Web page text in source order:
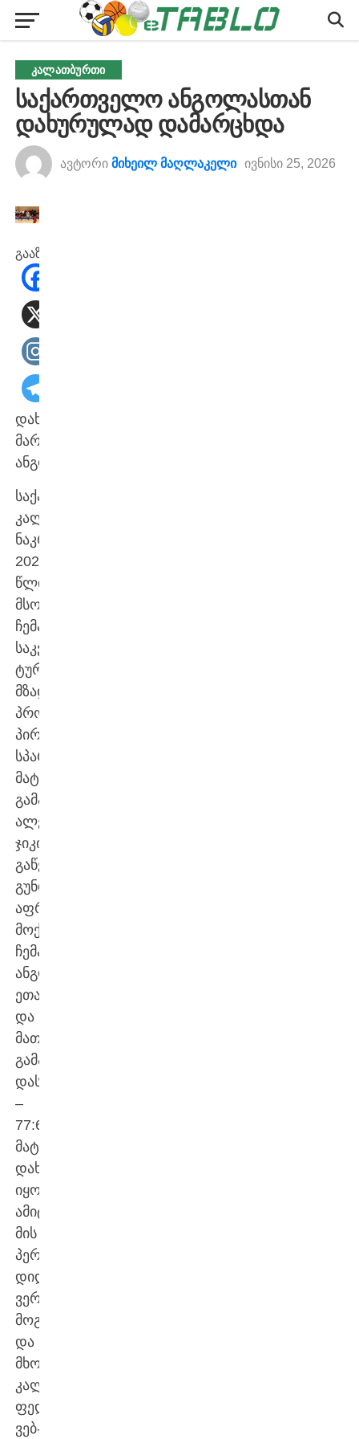
ᲙᲐᲚᲐᲗᲑᲣᲠᲗᲘ
საქართველო ანგოლასთან
დახურულად დამარცხდა
ავტორი მიხეილ მაღლაკელი ივნისი 25, 2026
გააზიარეთ
დახურული
მარცხი
ანგოლასთან
საქართველოს
კალათბურთელთა
ნაკრებმა
2027
წლის
მსოფლიო
ჩემპიონატის
საკვალიფიკაციო
ტურნირისთვის
მზადების
პროცესში
პირველი
სპარინგ-
მატჩი
გამართა.
ალეკსანდრ
ჯიკიჩის
გაწვრთნილი
გუნდ
აფრიკის
მოქმედ
ჩემპიონ
ანგოლას
ეთამაშა
და
მათივე
გამარჯვებით
დასრულდა
–
77:62.
მატჩი
დახურული
იყო,
ამიტომ
მის
პერიპეტიებზე
დიდად
ვერაფერს
მოგახსენებთ
და
მხოლოდ
კალათბურთის
ფედერაციის
ვებ-